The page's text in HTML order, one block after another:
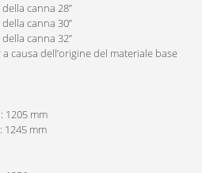
canna 28”
canna 30”
canna 32”
causa dell’origine del materiale base
1205 mm
1245 mm